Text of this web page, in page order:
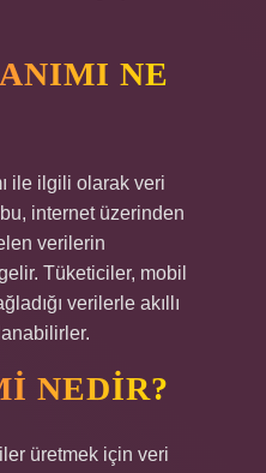
NE
ile ilgili olarak veri
bu, internet üzerinden
verilerin
Tüketiciler, mobil
verilerle akıllı
NEDIR?
üretmek için veri